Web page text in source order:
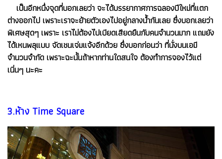
เป็นอีกหนึ่งจุดที่บอกเลยว่า จะได้บรรยากาศการฉลองปีใหม่ที่แตก
ต่างออกไป เพราะเราจะย้ายตัวเองไปอยู่กลางน้ำกันเลย ซึ่งบอกเลยว่า
พิเศษสุดๆ เพราะ เราไม่ต้องไปเบียดเสียดยืนกับคนจำนวนมาก แถมยัง
ได้เหนพลุแบบ จัดเชนเจ่มแจ้งอีกด้วย ซึ่งบอกก่อนว่า ที่นั่งบนเอมี
จำนวนจำกัด เพราะฉะนั้นถ้าหากท่านใดสนใจ ต้องทำการจองไว้แต่
เนิ่นๆ นะคะ
3.ห้าง Time Square